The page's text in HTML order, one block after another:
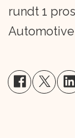
rundt 1